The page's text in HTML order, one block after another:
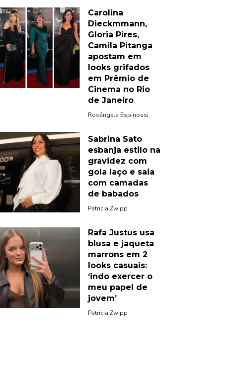
Carolina
Dieckmmann,
Gloria Pires,
Camila Pitanga
apostam em
looks grifados
em Prêmio de
Cinema no Rio
de Janeiro
Rosângela Espinossi
Sabrina Sato
esbanja estilo na
gravidez com
gola laço e saia
com camadas
de babados
Patricia Zwipp
Rafa Justus usa
blusa e jaqueta
marrons em 2
looks casuais:
‘indo exercer o
meu papel de
jovem’
Patricia Zwipp